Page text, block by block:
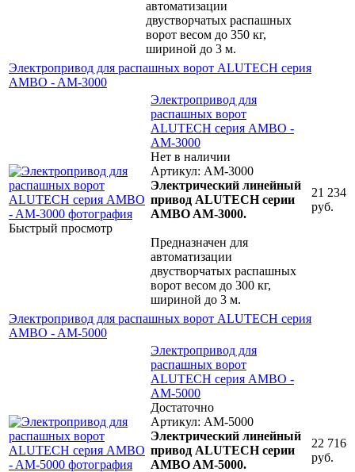
автоматизации
двустворчатых распашных
ворот весом до 350 кг,
шириной до 3 м.
Электропривод для распашных ворот ALUTECH серия
AMBO - AM-3000
Быстрый просмотр
Электропривод для
распашных ворот
ALUTECH серия AMBO -
AM-3000
Нет в наличии
Артикул: AM-3000
Электрический линейный
привод ALUTECH серии
AMBO AM-3000.
Предназначен для
автоматизации
двустворчатых распашных
ворот весом до 300 кг,
шириной до 3 м.
21 234
руб.
Электропривод для распашных ворот ALUTECH серия
AMBO - AM-5000
Электропривод для
распашных ворот
ALUTECH серия AMBO -
AM-5000
Достаточно
Артикул: AM-5000
Электрический линейный
привод ALUTECH серии
AMBO AM-5000.
22 716
руб.